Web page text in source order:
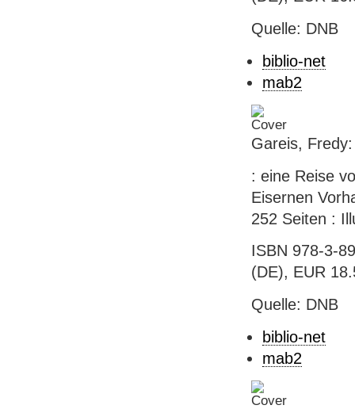
Quelle: DNB
biblio-net
mab2
Gareis,
: eine Reise
Eisernen
252 Seiten :
ISBN 978-3-
(DE), EUR
Quelle: DNB
biblio-net
mab2